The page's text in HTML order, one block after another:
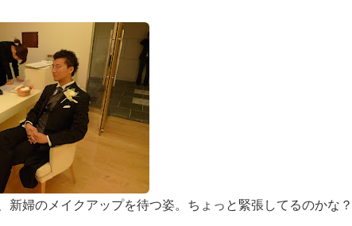
新婦のメイクアップを待つ姿。ちょっと緊張してるのかな？